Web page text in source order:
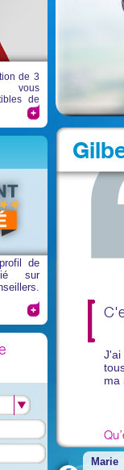
de 3
vous
de
de
sur
J'ai
ma
Marie